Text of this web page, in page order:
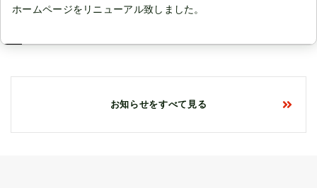
ホームページをリニューアル致しました。
お知らせをすべて見る